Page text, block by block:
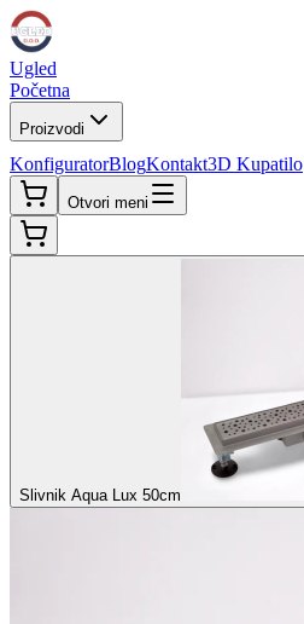
Ugled
Početna
Proizvodi
KonfiguratorBlogKontakt3D Kupatilo
Otvori meni
Slivnik Aqua Lux 50cm